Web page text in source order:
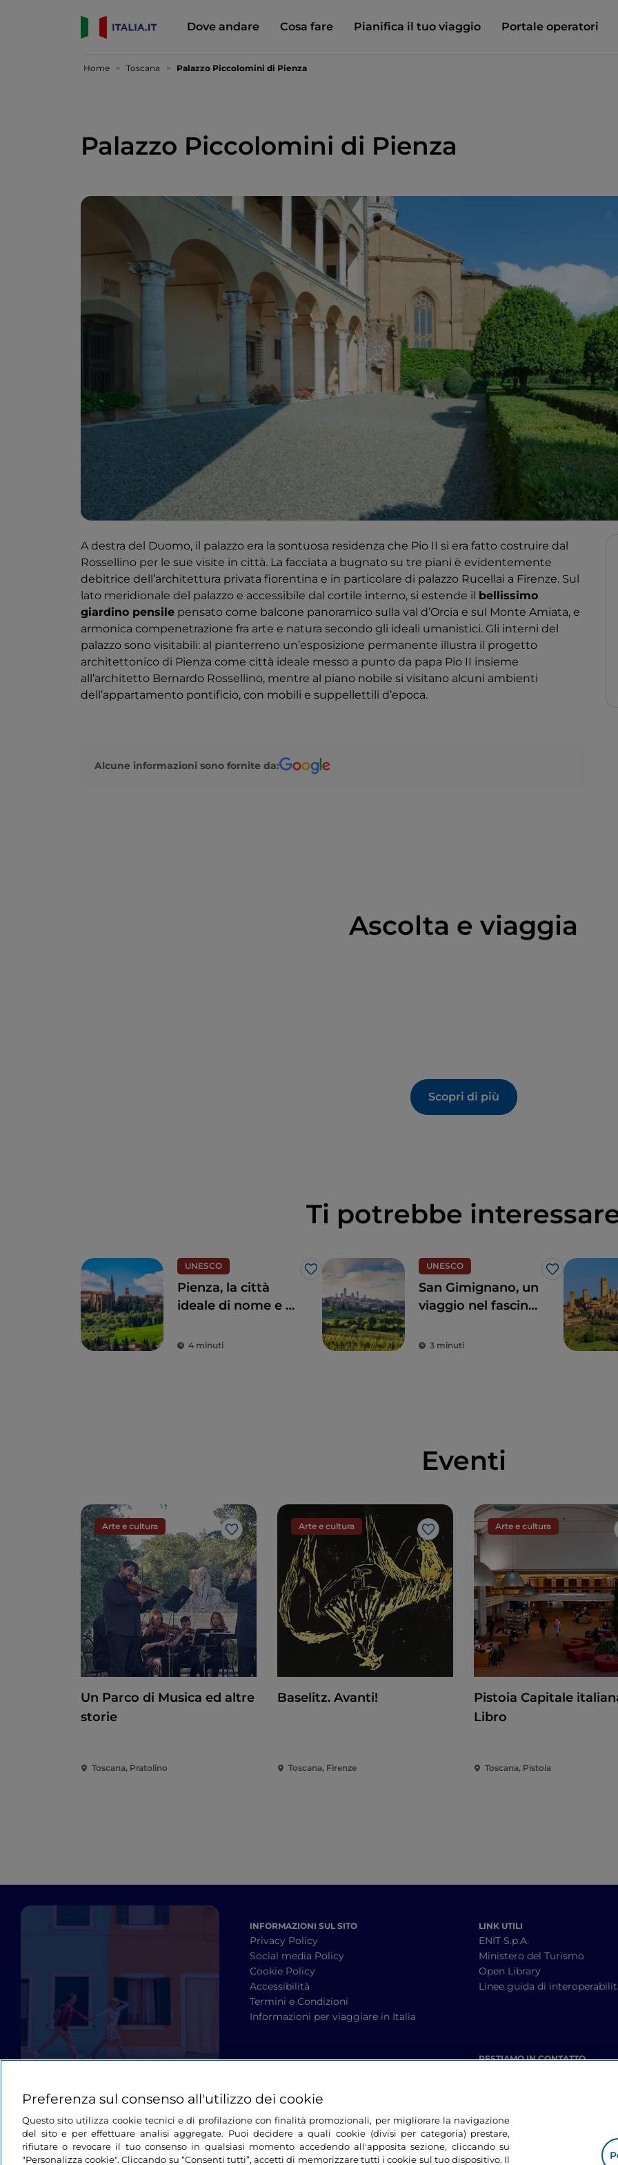
Dove andare Cosa fare Pianifica il tuo viaggio Portale operatori
Home Toscana Palazzo Piccolomini di Pienza
Palazzo Piccolomini di Pienza
A destra del Duomo, il palazzo era la sontuosa residenza che Pio II si era fatto costruire dal
Rossellino per le sue visite in città. La facciata a bugnato su tre piani è evidentemente
debitrice dell’architettura privata fiorentina e in particolare di palazzo Rucellai a Firenze. Sul
lato meridionale del palazzo e accessibile dal cortile interno, si estende il
bellissimo
giardino pensile pensato come balcone panoramico sulla val d’Orcia e sul Monte Amiata, e
armonica compenetrazione fra arte e natura secondo gli ideali umanistici. Gli interni del
palazzo sono visitabili: al pianterreno un’esposizione permanente illustra il progetto
architettonico di Pienza come città ideale messo a punto da papa Pio II insieme
all’architetto Bernardo Rossellino, mentre al piano nobile si visitano alcuni ambienti
dell’appartamento pontificio, con mobili e suppellettili d’epoca.
Alcune informazioni sono fornite da:
Ascolta e viaggia
Scopri di più
Ti potrebbe
UNESCO
Like
Pienza, la città
ideale di nome e di
4 minuti
UNESCO
Like
San Gimignano, un
viaggio nel fascino
nella magia della
3 minuti
Eventi
Arte e cultura
Like
Un Parco di Musica ed altre
storie
Toscana, Pratolino
Arte e cultura
Like
Baselitz. Avanti!
Toscana, Firenze
Arte e cultura
Pistoia Capitale
Libro
Toscana, Pistoia
INFORMAZIONI SUL SITO
Privacy Policy
Social media Policy
Cookie Policy
Accessibilità
Termini e Condizioni
Informazioni per viaggiare in Italia
LINK UTILI
ENIT S.p.A.
Ministero del Turismo
Open Library
Linee guida di
RESTIAMO IN CONTATTO
Preferenza sul consenso all'utilizzo dei cookie
Questo sito utilizza cookie tecnici e di profilazione con finalità promozionali, per migliorare la navigazione
del sito e per effettuare analisi aggregate. Puoi decidere a quali cookie (divisi per categoria) prestare,
rifiutare o revocare il tuo consenso in qualsiasi momento accedendo all'apposita sezione, cliccando su
"Personalizza cookie". Cliccando su “Consenti tutti”, accetti di memorizzare tutti i cookie sul tuo dispositivo. Il